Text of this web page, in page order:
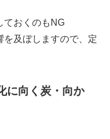
ておくのもNG
を及ぼしますので、定
に向く炭・向か